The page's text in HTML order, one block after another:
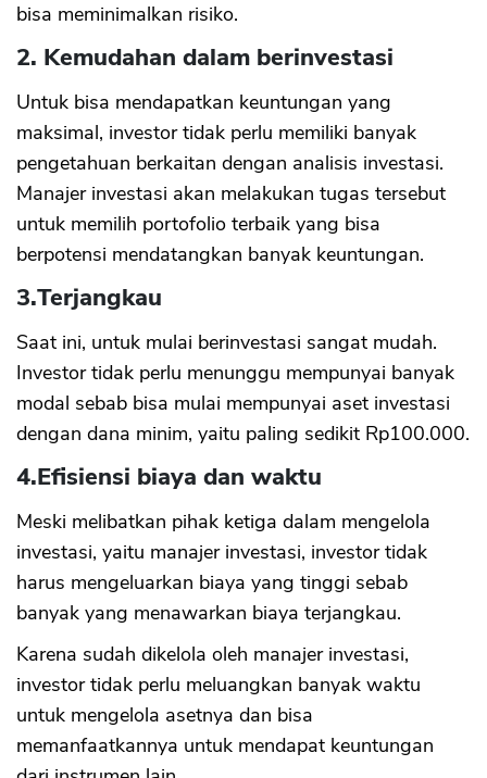
bisa meminimalkan risiko.
2. Kemudahan dalam berinvestasi
Untuk bisa mendapatkan keuntungan yang
maksimal, investor tidak perlu memiliki banyak
pengetahuan berkaitan dengan analisis investasi.
Manajer investasi akan melakukan tugas tersebut
untuk memilih portofolio terbaik yang bisa
berpotensi mendatangkan banyak keuntungan.
3.Terjangkau
Saat ini, untuk mulai berinvestasi sangat mudah.
Investor tidak perlu menunggu mempunyai banyak
modal sebab bisa mulai mempunyai aset investasi
dengan dana minim, yaitu paling sedikit Rp100.000.
4.Efisiensi biaya dan waktu
Meski melibatkan pihak ketiga dalam mengelola
investasi, yaitu manajer investasi, investor tidak
harus mengeluarkan biaya yang tinggi sebab
banyak yang menawarkan biaya terjangkau.
Karena sudah dikelola oleh manajer investasi,
investor tidak perlu meluangkan banyak waktu
untuk mengelola asetnya dan bisa
memanfaatkannya untuk mendapat keuntungan